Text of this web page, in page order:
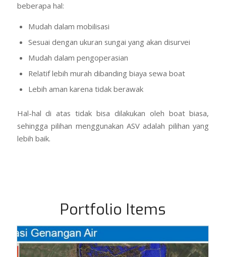
beberapa hal:
Mudah dalam mobilisasi
Sesuai dengan ukuran sungai yang akan disurvei
Mudah dalam pengoperasian
Relatif lebih murah dibanding biaya sewa boat
Lebih aman karena tidak berawak
Hal-hal di atas tidak bisa dilakukan oleh boat biasa,
sehingga pilihan menggunakan ASV adalah pilihan yang
lebih baik.
Portfolio Items